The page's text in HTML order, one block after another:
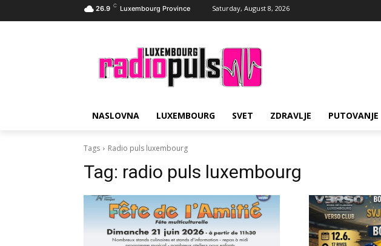
26.9 C Luxembourg Province Saturday, August 8, 2026
NASLOVNA LUXEMBOURG SVET ZDRAVLJE PUTOVANJE
Tags Radio puls luxembourg
Tag: radio puls luxembourg